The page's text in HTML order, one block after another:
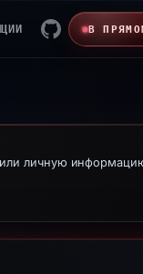
В
или личную